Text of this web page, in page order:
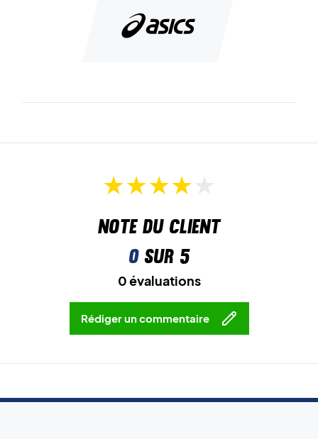
Note du client
0sur 5
0 évaluations
Rédiger un commentaire